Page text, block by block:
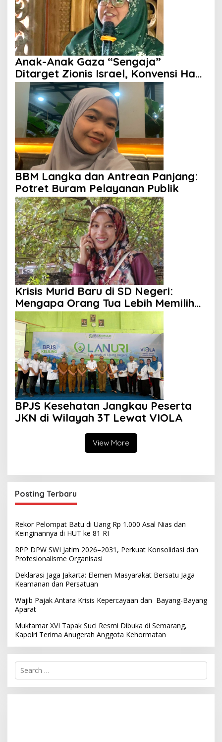
Anak-Anak Gaza “Sengaja”
Ditarget Zionis Israel, Konvensi Hak
Anak Tak Berdaya
BBM Langka dan Antrean Panjang:
Potret Buram Pelayanan Publik
Krisis Murid Baru di SD Negeri:
Mengapa Orang Tua Lebih Memilih
Sekolah Swasta?
BPJS Kesehatan Jangkau Peserta
JKN di Wilayah 3T Lewat VIOLA
View More
Posting Terbaru
Rekor Pelompat Batu di Uang Rp 1.000 Asal Nias dan
Keinginannya di HUT ke 81 RI
RPP DPW SWI Jatim 2026–2031, Perkuat Konsolidasi dan
Profesionalisme Organisasi
Deklarasi Jaga Jakarta: Elemen Masyarakat Bersatu Jaga
Keamanan dan Persatuan
Wajib Pajak Antara Krisis Kepercayaan dan Bayang-Bayang
Aparat
Muktamar XVI Tapak Suci Resmi Dibuka di Semarang,
Kapolri Terima Anugerah Anggota Kehormatan
S
r